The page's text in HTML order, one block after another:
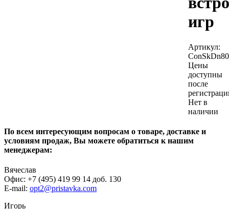
игр
Артикул:
ConSkDn80
Цены
доступны
после
Нет в
наличии
По всем интересующим вопросам о товаре, доставке и
условиям продаж, Вы можете обратиться к нашим
менеджерам:
Вячеслав
Офис: +7 (495) 419 99 14 доб. 130
E-mail: opt2@pristavka.com
Игорь